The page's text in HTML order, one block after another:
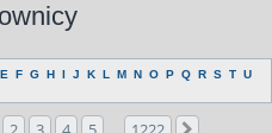
E F G H I J K L M N O P Q R S T U
1 z1222